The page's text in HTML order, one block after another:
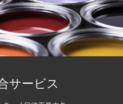
サービス